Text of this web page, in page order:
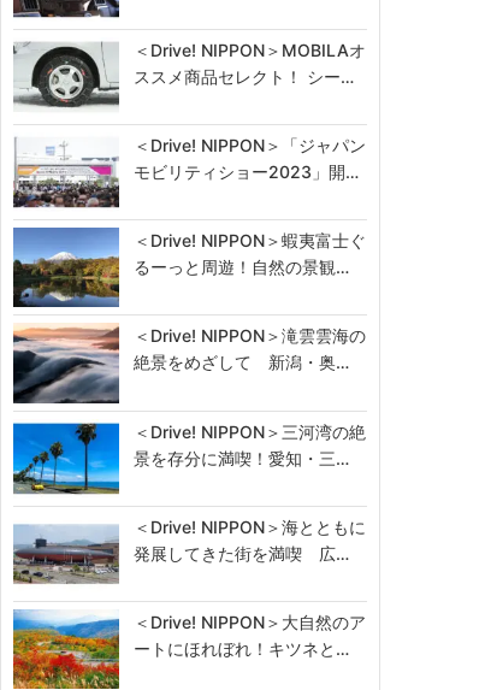
＜Drive! NIPPON＞MOBILAオ
ススメ商品セレクト！ シー…
＜Drive! NIPPON＞「ジャパン
モビリティショー2023」開…
＜Drive! NIPPON＞蝦夷富士ぐ
るーっと周遊！自然の景観…
＜Drive! NIPPON＞滝雲雲海の
絶景をめざして 新潟・奥…
＜Drive! NIPPON＞三河湾の絶
景を存分に満喫！愛知・三…
＜Drive! NIPPON＞海とともに
発展してきた街を満喫 広…
＜Drive! NIPPON＞大自然のア
ートにほれぼれ！キツネと…